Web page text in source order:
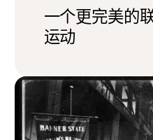
一个更完美的
运动